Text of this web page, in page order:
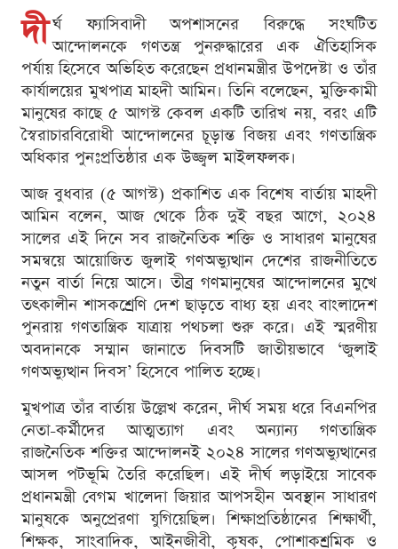
দী র্ঘ ফ্যাসিবাদী অপশাসনের বিরুদ্ধে সংঘটিত
আন্দোলনকে গণতন্ত্র পুনরুদ্ধারের এক ঐতিহাসিক
পর্যায় হিসেবে অভিহিত করেছেন প্রধানমন্ত্রীর উপদেষ্টা ও তাঁর
কার্যালয়ের মুখপাত্র মাহদী আমিন। তিনি বলেছেন, মুক্তিকামী
মানুষের কাছে ৫ আগস্ট কেবল একটি তারিখ নয়, বরং এটি
স্বৈরাচারবিরোধী আন্দোলনের চূড়ান্ত বিজয় এবং গণতান্ত্রিক
অধিকার পুনঃপ্রতিষ্ঠার এক উজ্জ্বল মাইলফলক।
আজ বুধবার (৫ আগস্ট) প্রকাশিত এক বিশেষ বার্তায় মাহদী
আমিন বলেন, আজ থেকে ঠিক দুই বছর আগে, ২০২৪
সালের এই দিনে সব রাজনৈতিক শক্তি ও সাধারণ মানুষের
সমন্বয়ে আয়োজিত জুলাই গণঅভ্যুত্থান দেশের রাজনীতিতে
নতুন বার্তা নিয়ে আসে। তীব্র গণমানুষের আন্দোলনের মুখে
তৎকালীন শাসকশ্রেণি দেশ ছাড়তে বাধ্য হয় এবং বাংলাদেশ
পুনরায় গণতান্ত্রিক যাত্রায় পথচলা শুরু করে। এই স্মরণীয়
অবদানকে সম্মান জানাতে দিবসটি জাতীয়ভাবে ‘জুলাই
গণঅভ্যুত্থান দিবস’ হিসেবে পালিত হচ্ছে।
মুখপাত্র তাঁর বার্তায় উল্লেখ করেন, দীর্ঘ সময় ধরে বিএনপির
নেতা-কর্মীদের আত্মত্যাগ এবং অন্যান্য গণতান্ত্রিক
রাজনৈতিক শক্তির আন্দোলনই ২০২৪ সালের গণঅভ্যুত্থানের
আসল পটভূমি তৈরি করেছিল। এই দীর্ঘ লড়াইয়ে সাবেক
প্রধানমন্ত্রী বেগম খালেদা জিয়ার আপসহীন অবস্থান সাধারণ
মানুষকে অনুপ্রেরণা যুগিয়েছিল। শিক্ষাপ্রতিষ্ঠানের শিক্ষার্থী,
শিক্ষক, সাংবাদিক, আইনজীবী, কৃষক, পোশাকশ্রমিক ও